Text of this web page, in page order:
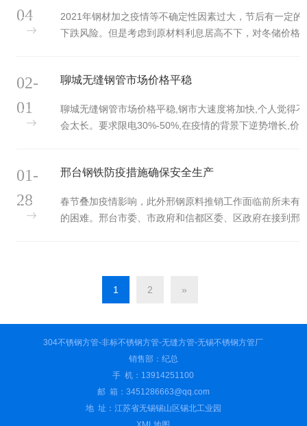
2021年钢材加之疫情等不确定性因素过大，节后有一定的
下跌风险。但是考虑到原材料利息居高不下，对冬储价格
04
聊城无缝钢管市场价格平稳
聊城无缝钢管市场价格平稳,钢市大速度将加快,个人觉得不
会太长。要求限电30%-50%,在疫情的背景下逆势增长,价
02-
01
邢台钢铁防疫措施确保安全生产
春节叠加疫情影响，此外邢钢原料推销工作面临前所未有
的困难。邢台市委、市政府和信都区委、区政府在接到邢
01-
28
1 2 »
304不锈钢方管-非标不锈钢方管-无缝方管-无锡不锈钢方管厂
销售部：纪总
手 机：13914251100
邮 箱：3451286663@qq.com
地 址：江苏省无锡锡山区锡北工业园